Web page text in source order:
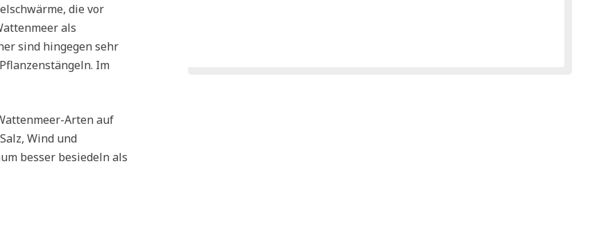
die vor
als
sind hingegen sehr
Im
Arten auf
Wind und
besser besiedeln als